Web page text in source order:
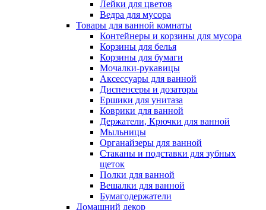
Лейки для цветов
Ведра для мусора
Товары для ванной комнаты
Контейнеры и корзины для мусора
Корзины для белья
Корзины для бумаги
Мочалки-рукавицы
Аксессуары для ванной
Диспенсеры и дозаторы
Ершики для унитаза
Коврики для ванной
Держатели, Крючки для ванной
Мыльницы
Органайзеры для ванной
Стаканы и подставки для зубных
щеток
Полки для ванной
Вешалки для ванной
Бумагодержатели
Домашний декор